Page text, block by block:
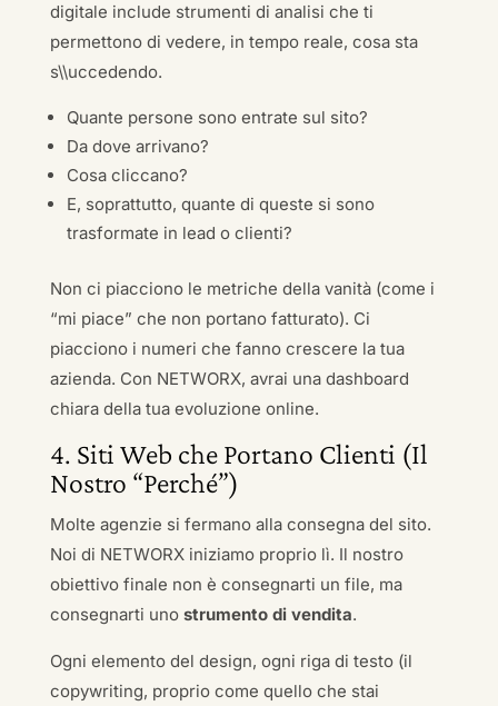
digitale include strumenti di analisi che ti
permettono di vedere, in tempo reale, cosa sta
s\\uccedendo.
Quante persone sono entrate sul sito?
Da dove arrivano?
Cosa cliccano?
E, soprattutto, quante di queste si sono
trasformate in lead o clienti?
Non ci piacciono le metriche della vanità (come i
“mi piace” che non portano fatturato). Ci
piacciono i numeri che fanno crescere la tua
azienda. Con NETWORX, avrai una dashboard
chiara della tua evoluzione online.
4. Siti Web che Portano Clienti (Il
Nostro “Perché”)
Molte agenzie si fermano alla consegna del sito.
Noi di NETWORX iniziamo proprio lì. Il nostro
obiettivo finale non è consegnarti un file, ma
consegnarti uno strumento di vendita.
Ogni elemento del design, ogni riga di testo (il
copywriting, proprio come quello che stai